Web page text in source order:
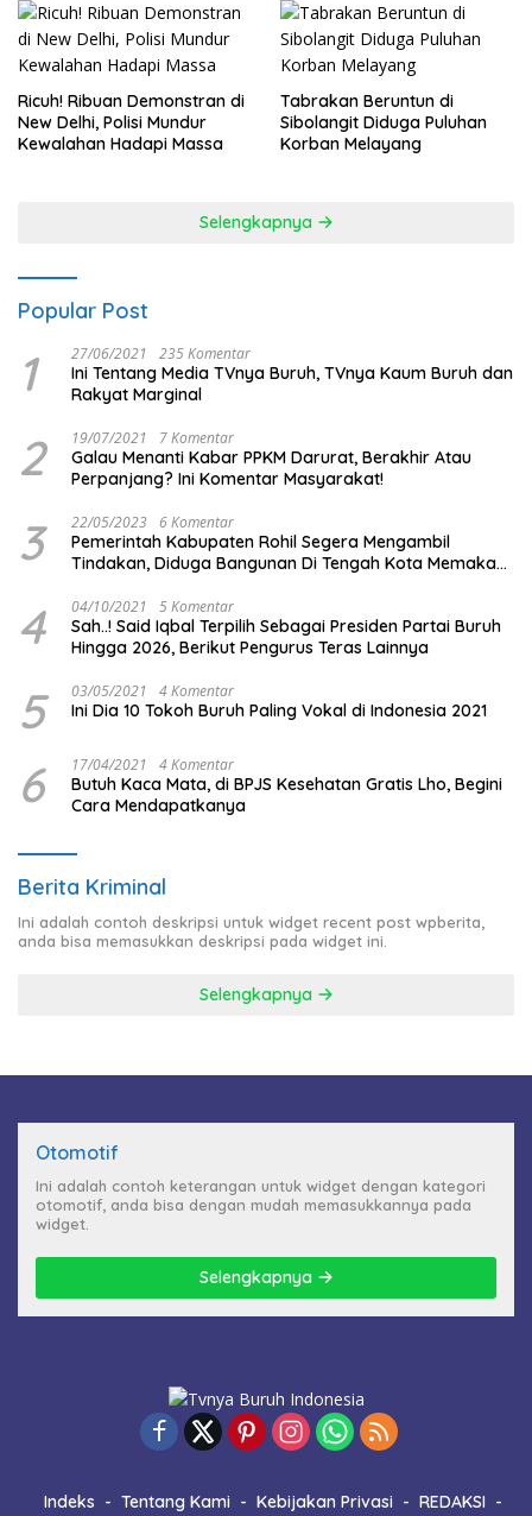
Ricuh! Ribuan Demonstran di
New Delhi, Polisi Mundur
Kewalahan Hadapi Massa
Tabrakan Beruntun di
Sibolangit Diduga Puluhan
Korban Melayang
Selengkapnya
Popular Post
1 27/06/2021 235 Komentar
Ini Tentang Media TVnya Buruh, TVnya Kaum Buruh dan
Rakyat Marginal
2 19/07/2021 7 Komentar
Galau Menanti Kabar PPKM Darurat, Berakhir Atau
Perpanjang? Ini Komentar Masyarakat!
3 22/05/2023 6 Komentar
Pemerintah Kabupaten Rohil Segera Mengambil
Tindakan, Diduga Bangunan Di Tengah Kota Memakan
4 04/10/2021 5 Komentar
Sah..! Said Iqbal Terpilih Sebagai Presiden Partai Buruh
Hingga 2026, Berikut Pengurus Teras Lainnya
5 03/05/2021 4 Komentar
Ini Dia 10 Tokoh Buruh Paling Vokal di Indonesia 2021
6 17/04/2021 4 Komentar
Butuh Kaca Mata, di BPJS Kesehatan Gratis Lho, Begini
Cara Mendapatkanya
Berita Kriminal
Ini adalah contoh deskripsi untuk widget recent post wpberita,
anda bisa memasukkan deskripsi pada widget ini.
Selengkapnya
Otomotif
Ini adalah contoh keterangan untuk widget dengan kategori
otomotif, anda bisa dengan mudah memasukkannya pada
widget.
Selengkapnya
Indeks Tentang Kami Kebijakan Privasi REDAKSI